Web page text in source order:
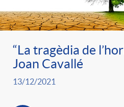
“La tragèdia de
Joan Cavallé
13/12/2021